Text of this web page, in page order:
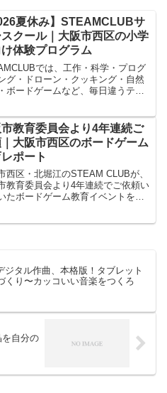
夏休み】STEAMCLUBサ
クール｜大阪市西区の小学
体験プログラム
では、工作・科学・プログ
グ・ドローン・クッキング・自然
ボードゲームなど、毎日違うテー
りな工作や実験、仲間と協力する
ンジ企画、社会や自然を学ぶおで
ベントなど、子どもたちの好奇心
するプログラムをたくさんご用意
ます。
教育委員会より4年連続ご
大阪市西区のボードゲーム
ポート
西区・北堀江のSTEAM CLUBが、
教育委員会より4年連続でご依頼い
たボードゲーム教育イベントをレ
ジタル作曲、本格版！タブレット
くり〜カッコいい音楽をつくろ
自分の